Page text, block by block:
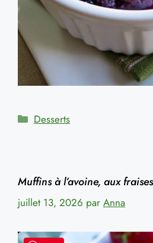
Catégories
Desserts
Muffins à l’avoine, aux
juillet 13, 2026 par Anna